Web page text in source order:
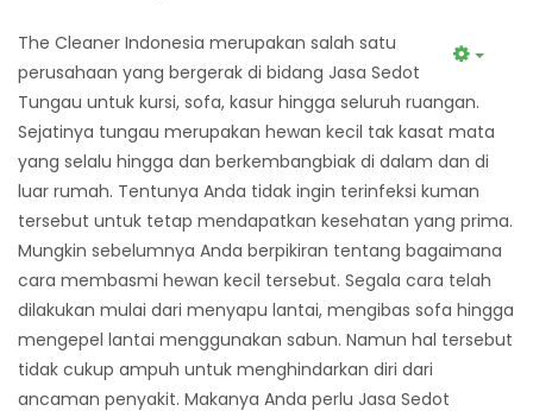
The Cleaner Indonesia merupakan salah satu
perusahaan yang bergerak di bidang Jasa Sedot
Tungau untuk kursi, sofa, kasur hingga seluruh ruangan.
Sejatinya tungau merupakan hewan kecil tak kasat mata
yang selalu hingga dan berkembangbiak di dalam dan di
luar rumah. Tentunya Anda tidak ingin terinfeksi kuman
tersebut untuk tetap mendapatkan kesehatan yang prima.
Mungkin sebelumnya Anda berpikiran tentang bagaimana
cara membasmi hewan kecil tersebut. Segala cara telah
dilakukan mulai dari menyapu lantai, mengibas sofa hingga
mengepel lantai menggunakan sabun. Namun hal tersebut
tidak cukup ampuh untuk menghindarkan diri dari
ancaman penyakit. Makanya Anda perlu Jasa Sedot